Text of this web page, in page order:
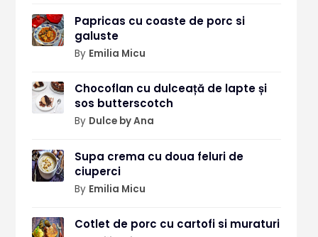
Papricas cu coaste de porc si
galuste
By Emilia Micu
Chocoflan cu dulceață de lapte și
sos butterscotch
By Dulce by Ana
Supa crema cu doua feluri de
ciuperci
By Emilia Micu
Cotlet de porc cu cartofi si muraturi